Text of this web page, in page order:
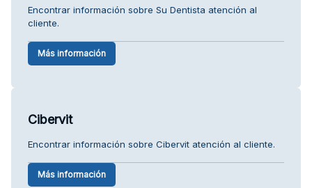
Encontrar información sobre Su Dentista atención al
cliente.
Más información
Cibervit
Encontrar información sobre Cibervit atención al cliente.
Más información